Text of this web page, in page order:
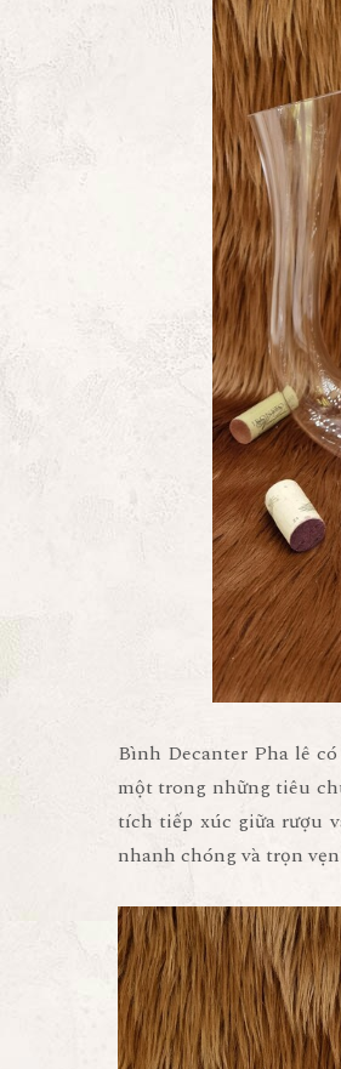
Bình Decanter Pha lê
một trong những tiêu
tích tiếp xúc giữa rượu
nhanh chóng và trọn